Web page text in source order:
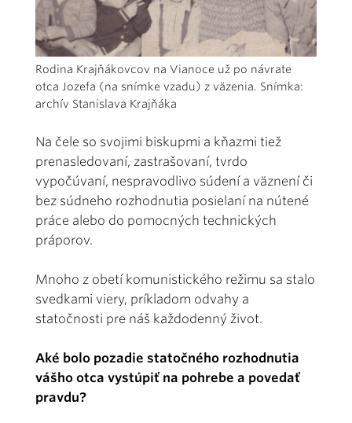
Rodina Krajňákovcov na Vianoce už po návrate
otca Jozefa (na snímke vzadu) z väzenia. Snímka:
archív Stanislava Krajňáka
Na čele so svojimi biskupmi a kňazmi tiež
prenasledovaní, zastrašovaní, tvrdo
vypočúvaní, nespravodlivo súdení a väznení či
bez súdneho rozhodnutia posielaní na nútené
práce alebo do pomocných technických
práporov.
Mnoho z obetí komunistického režimu sa stalo
svedkami viery, príkladom odvahy a
statočnosti pre náš každodenný život.
Aké bolo pozadie statočného rozhodnutia
vášho otca vystúpiť na pohrebe a povedať
pravdu?